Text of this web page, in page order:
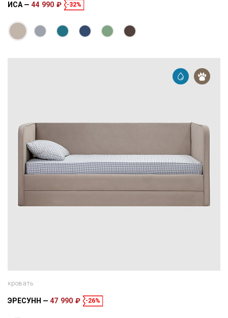
Размеры
ИСА 44 990 ₽ -32%
кровать
ЭРЕСУНН 47 990 ₽ -26%